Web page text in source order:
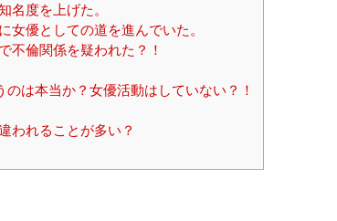
名度を上げた。
女優としての道を進んでいた。
不倫関係を疑われた？！
は本当か？女優活動はしていない？！
われることが多い？